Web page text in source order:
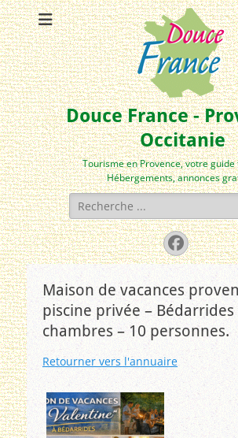
Douce France -
Occitanie
Tourisme en Provence, votre
Hébergements, annonces
Rechercher :
Maison de vacances
piscine privée – Bédarrides
chambres – 10 personnes.
Retourner vers l'annuaire